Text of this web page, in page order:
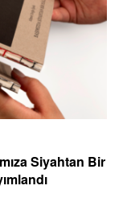
Siyahtan Bir